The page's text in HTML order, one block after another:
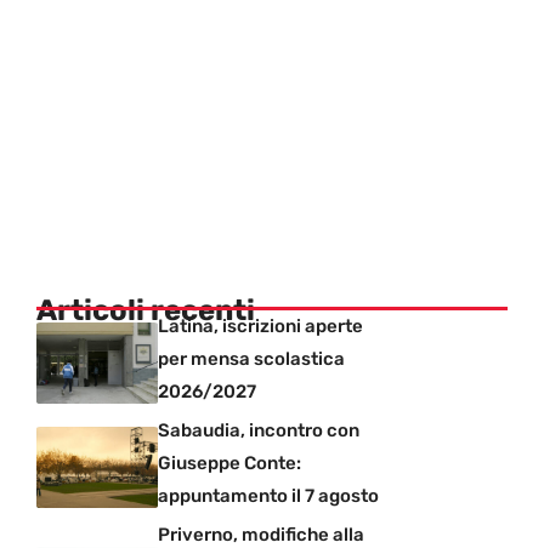
Articoli recentiLatina, iscrizioni aperte
per mensa scolastica
2026/2027
Sabaudia, incontro con
Giuseppe Conte:
appuntamento il 7 agosto
Priverno, modifiche alla